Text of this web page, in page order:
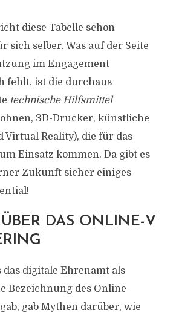
diese Tabelle schon
sich selber. Was auf der Seite
im Engagement
fehlt, ist die durchaus
technische Hilfsmittel
3D-Drucker, künstliche
Virtual Reality), die für das
Einsatz kommen. Da gibt es
Zukunft sicher einiges
DAS ONLINE-V
das digitale Ehrenamt als
Bezeichnung des Online-
gab Mythen darüber, wie